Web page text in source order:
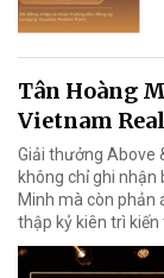
Tân Hoàng
Vietnam
Giải thưởng Above
không chỉ ghi nhận
Minh mà còn phản
thập kỷ kiên trì